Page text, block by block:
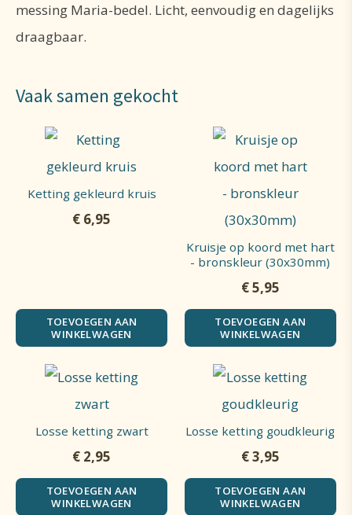
messing Maria-bedel. Licht, eenvoudig en dagelijks
draagbaar.
Vaak samen gekocht
Ketting gekleurd kruis
€ 6,95
TOEVOEGEN AAN
WINKELWAGEN
Kruisje op koord met hart
- bronskleur (30x30mm)
€5,95
TOEVOEGEN AAN
WINKELWAGEN
Losse ketting zwart
€ 2,95
TOEVOEGEN AAN
WINKELWAGEN
Losse ketting goudkleurig
€3,95
TOEVOEGEN AAN
WINKELWAGEN